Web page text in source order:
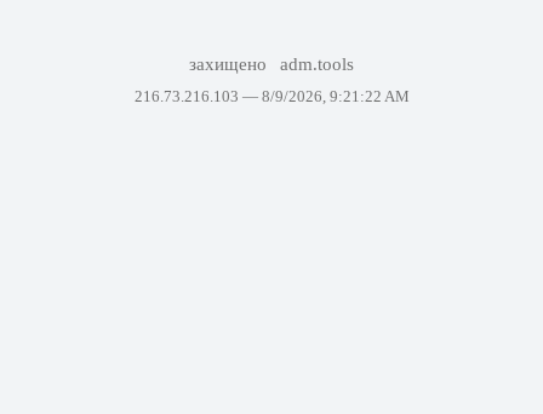
захищено adm.tools
216.73.216.103 — 8/9/2026, 9:21:22 AM